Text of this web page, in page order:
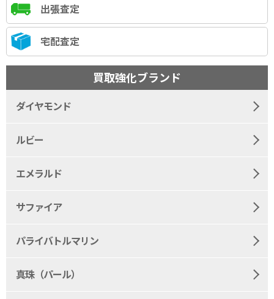
出張査定
宅配査定
買取強化ブランド
ダイヤモンド
ルビー
エメラルド
サファイア
パライバトルマリン
真珠（パール）